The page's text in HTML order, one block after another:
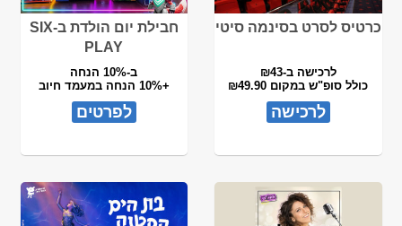
כרטיס לסרט בסינמה סיטי
לרכישה ב-₪43
כולל סופ"ש במקום ₪49.90
לרכישה
חבילת יום הולדת ב-SIX
PLAY
ב-10% הנחה
+10% הנחה במעמד חיוב
לפרטים